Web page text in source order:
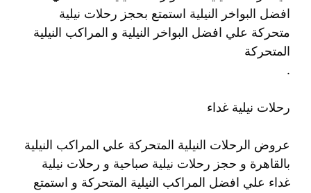
افضل البواخر النيلية استمتع بحجز رحلات نيلية
متحركة علي افضل البواخر النيلية و المراكب النيلية
المتحركة
.
رحلات نيلية غداء
عروض الرحلات النيلية المتحركة علي المراكب النيلية
بالقاهرة و حجز رحلات نيلية صباحية و رحلات نيلية
غداء علي افضل المراكب النيلية المتحركة و استمتع